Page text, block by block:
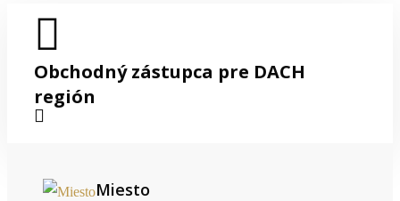
Obchodný zástupca pre DACH
región
Miesto